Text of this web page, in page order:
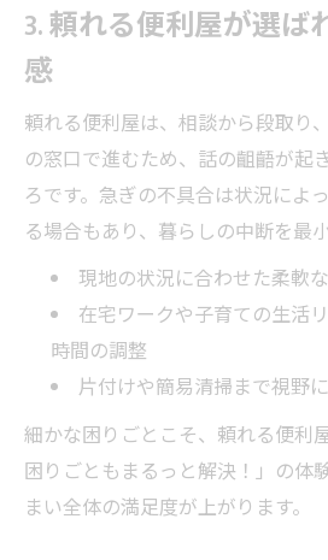
3. 頼れる便利屋が選ば
感
頼れる便利屋は、相談から段取り
の窓口で進むため、話の齟齬が起
ろです。急ぎの不具合は状況によ
る場合もあり、暮らしの中断を最
現地の状況に合わせた柔軟
在宅ワークや子育ての生活
時間の調整
片付けや簡易清掃まで視野
細かな困りごとこそ、頼れる便利
困りごともまるっと解決！」の体
まい全体の満足度が上がります。